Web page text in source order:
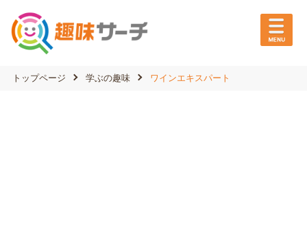
トップページ 学ぶの趣味 ワインエキスパート